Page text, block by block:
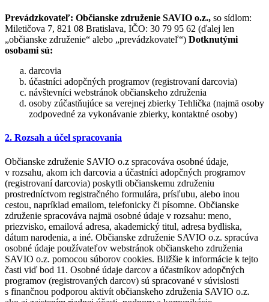
Prevádzkovateľ: Občianske združenie SAVIO o.z., so sídlom:
Miletičova 7, 821 08 Bratislava, IČO: 30 79 95 62 (ďalej len
„občianske združenie“ alebo „prevádzkovateľ“) Dotknutými
osobami sú:
darcovia
účastníci adopčných programov (registrovaní darcovia)
návštevníci webstránok občianskeho združenia
osoby zúčastňujúce sa verejnej zbierky Tehlička (najmä osoby
zodpovedné za vykonávanie zbierky, kontaktné osoby)
2. Rozsah a účel spracovania
Občianske združenie SAVIO o.z spracováva osobné údaje,
v rozsahu, akom ich darcovia a účastníci adopčných programov
(registrovaní darcovia) poskytli občianskemu združeniu
prostredníctvom registračného formulára, prísľubu, alebo inou
cestou, napríklad emailom, telefonicky či písomne. Občianske
združenie spracováva najmä osobné údaje v rozsahu: meno,
priezvisko, emailová adresa, akademický titul, adresa bydliska,
dátum narodenia, a iné. Občianske združenie SAVIO o.z. spracúva
osobné údaje používateľov webstránok občianskeho združenia
SAVIO o.z. pomocou súborov cookies. Bližšie k informácie k tejto
časti viď bod 11. Osobné údaje darcov a účastníkov adopčných
programov (registrovaných darcov) sú spracované v súvislosti
s finančnou podporou aktivít občianskeho združenia SAVIO o.z.